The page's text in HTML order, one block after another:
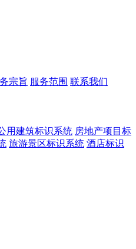
宗旨 服务范围 联系我们
用建筑标识系统 房地产项目标
旅游景区标识系统 酒店标识